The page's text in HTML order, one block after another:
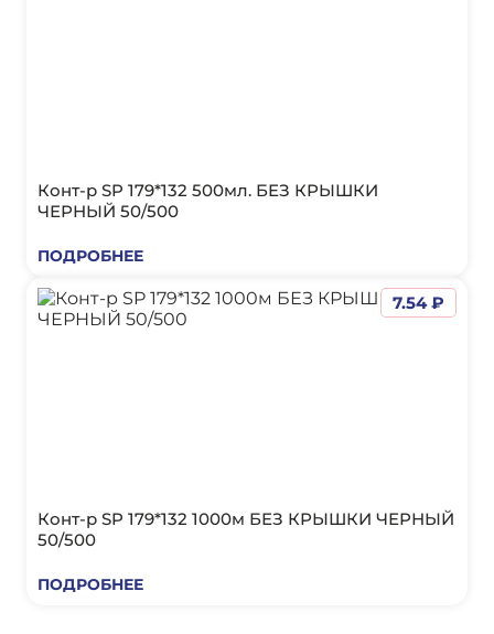
Конт-р SP 179*132 500мл. БЕЗ КРЫШКИ
ЧЕРНЫЙ 50/500
ПОДРОБНЕЕ
Конт-р SP 179*132 1000м БЕЗ КРЫШКИ ЧЕРНЫЙ
50/500
ПОДРОБНЕЕ
7.54 ₽